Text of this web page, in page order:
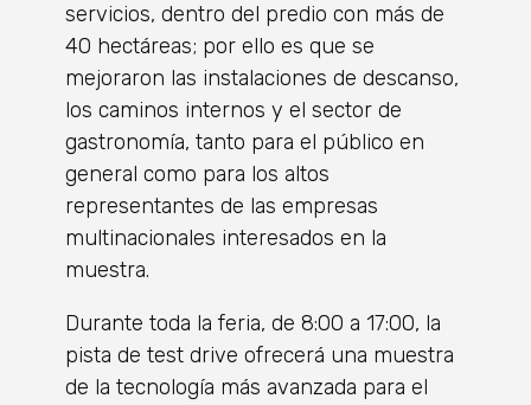
servicios, dentro del predio con más de
40 hectáreas; por ello es que se
mejoraron las instalaciones de descanso,
los caminos internos y el sector de
gastronomía, tanto para el público en
general como para los altos
representantes de las empresas
multinacionales interesados en la
muestra.
Durante toda la feria, de 8:00 a 17:00, la
pista de test drive ofrecerá una muestra
de la tecnología más avanzada para el